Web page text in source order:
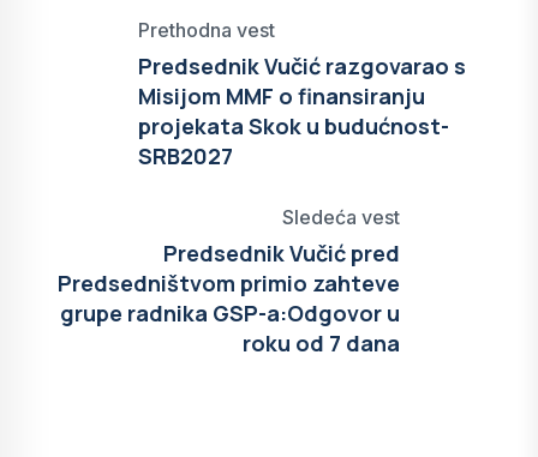
Prethodna vest
Predsednik Vučić razgovarao s
Misijom MMF o finansiranju
projekata Skok u budućnost-
SRB2027
Sledeća vest
Predsednik Vučić pred
Predsedništvom primio zahteve
grupe radnika GSP-a:Odgovor u
roku od 7 dana